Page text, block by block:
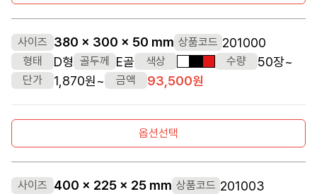
사이즈 380 x 300 x 50 mm 상품코드 201000
형태 D형 골두께 E골 색상 흰색검정색빨간색수량 50장~
단가 1,870원~ 금액 93,500원
옵션선택
사이즈 400 x 225 x 25 mm 상품코드 201003